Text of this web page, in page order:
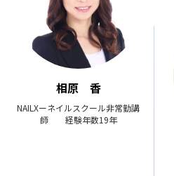
相原 香
NAILXーネイルスクール非常勤講
師 経験年数19年